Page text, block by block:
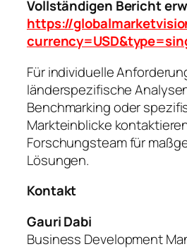
Vollständigen Bericht
https://
Für individuelle
länderspezifische
Benchmarking oder
Markteinblicke
Forschungsteam für
Lösungen.
Kontakt
Gauri Dabi
Business Development